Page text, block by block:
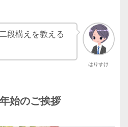
はりすけ
段構えを教える
始のご挨拶